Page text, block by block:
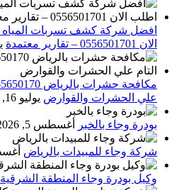
الان 0556501701‬‏ – تقارير معتمدة
علي الحشرات والقوارض يوليو 16, 2025
بودرة وجاء بالخبر أغسطس 5, 2026
شركة وجاء للمبيدات بالرياض
وكيل بودرة وجاء المنطقة الشرقية